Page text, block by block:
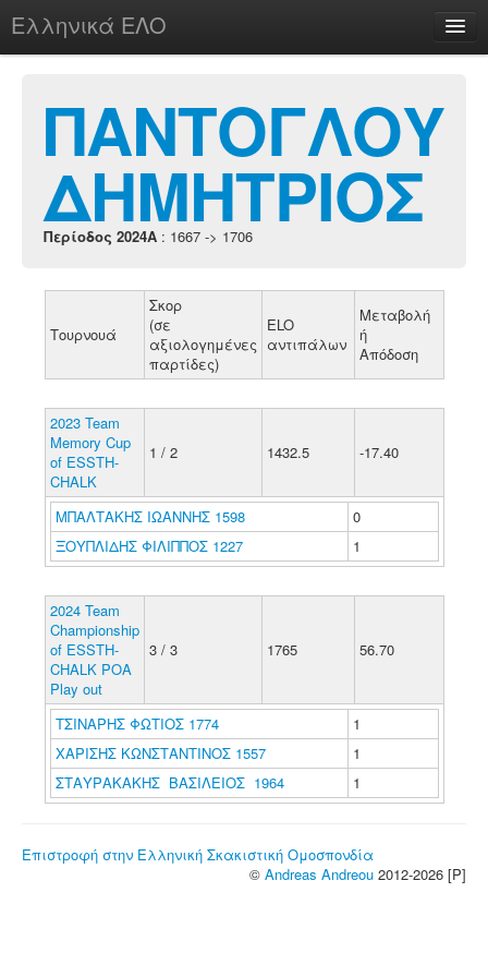
Ελληνικά ΕΛΟ
chesstu.be @ discord
Login
ΠΑΝΤΟΓΛΟΥ
ΔΗΜΗΤΡΙΟΣ
Περίοδος 2024A : 1667 -> 1706
Τουρνουά
Σκορ
(σε
αξιολογημένες
παρτίδες)
ELO
αντιπάλων
Μεταβολή
ή
Απόδοση
2023 Team
Memory Cup
of ESSTH-
CHALK
1 / 2 1432.5 -17.40
ΜΠΑΛΤΑΚΗΣ ΙΩΑΝΝΗΣ 1598
0
ΞΟΥΠΛΙΔΗΣ ΦΙΛΙΠΠΟΣ 1227
1
2024 Team
Championship
of ESSTH-
CHALK POA
Play out
3 / 3 1765 56.70
ΤΣΙΝΑΡΗΣ ΦΩΤΙΟΣ 1774
1
ΧΑΡΙΣΗΣ ΚΩΝΣΤΑΝΤΙΝΟΣ 1557
1
ΣΤΑΥΡΑΚΑΚΗΣ ΒΑΣΙΛΕΙΟΣ 1964
1
Επιστροφή στην Ελληνική Σκακιστική Ομοσπονδία
© Andreas Andreou 2012-2026 [P]